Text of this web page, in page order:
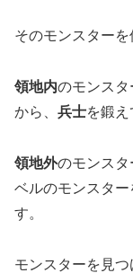
そのモンスターを
領地内のモンスタ
から、 兵士を鍛
領地外のモンスタ
ベルのモンスタ
す。
モンスターを見